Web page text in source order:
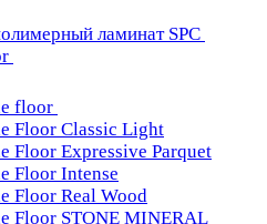
ламинат SPC
floor
Floor Classic Light
Floor Expressive Parquet
Floor Intense
Floor Real Wood
Floor STONE MINERAL